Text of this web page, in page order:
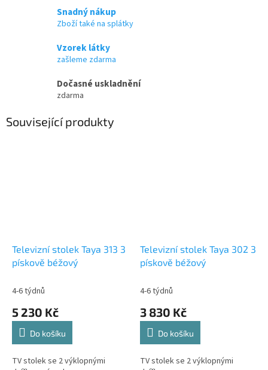
Snadný nákup
Zboží také na splátky
Vzorek látky
zašleme zdarma
Dočasné uskladnění
zdarma
Související produkty
Televizní stolek Taya 313 3
pískově béžový
4-6 týdnů
5 230 Kč
Do košíku
TV stolek se 2 výklopnými
Televizní stolek Taya 302 3
pískově béžový
4-6 týdnů
3 830 Kč
Do košíku
TV stolek se 2 výklopnými